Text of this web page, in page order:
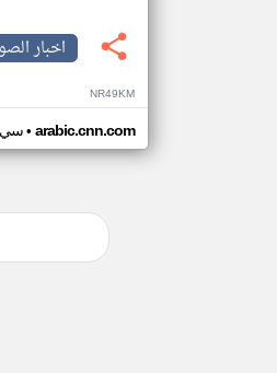
اخبار
NR49KM
سي• arabic.cnn.com